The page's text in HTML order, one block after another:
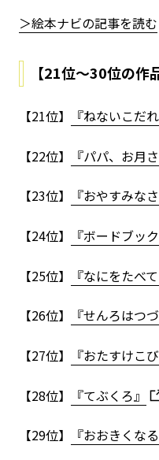
＞絵本ナビの記事を読む
【21位～30位の作
【21位】 『ねないこだれ
【22位】 『パパ、お月
【23位】 『おやすみな
【24位】 『ボードブッ
【25位】 『なにをたべ
【26位】 『せんろはつづ
【27位】 『おたすけこび
【28位】 『てぶくろ』
【29位】 『おおきくな